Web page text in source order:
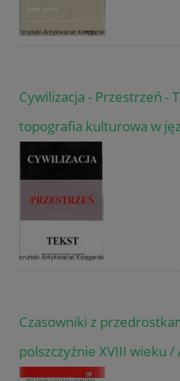
Cywilizacja - Przestrzeń -
topografia kulturowa w
Czasowniki z
polszczyźnie XVIII wieku